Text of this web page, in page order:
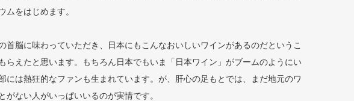
ムをはじめます。
首脳に味わっていただき、日本にもこんなおいしいワインがあるのだというこ
らえたと思います。もちろん日本でもいま「日本ワイン」がブームのようにい
には熱狂的なファンも生まれています。が、肝心の足もとでは、まだ地元のワ
がない人がいっぱいいるのが実情です。